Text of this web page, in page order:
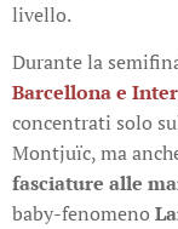
livello.
Durante la
Barcellona e Inter
concentrati solo
Montjuïc, ma
fasciature alle
baby-fenomeno